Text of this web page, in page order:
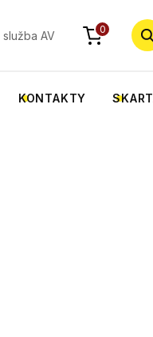
AV 0
KONTAKTY